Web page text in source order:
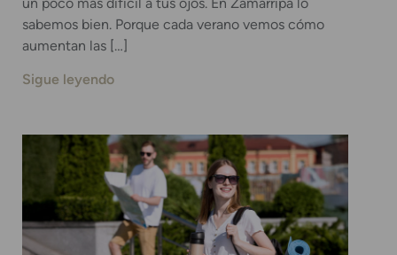
sabemos bien. Porque cada verano vemos cómo
aumentan las […]
Sigue leyendo